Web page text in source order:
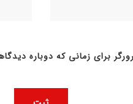
برای زمانی که دوباره